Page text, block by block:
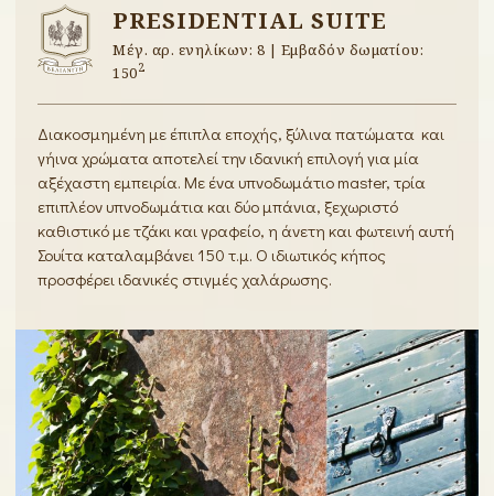
PRESIDENTIAL SUITE
Μέγ. αρ. ενηλίκων: 8 | Εμβαδόν δωματίου:
1502
Διακοσμημένη με έπιπλα εποχής, ξύλινα πατώματα και
γήινα χρώματα αποτελεί την ιδανική επιλογή για μία
αξέχαστη εμπειρία. Με ένα υπνοδωμάτιο master, τρία
επιπλέον υπνοδωμάτια και δύο μπάνια, ξεχωριστό
καθιστικό με τζάκι και γραφείο, η άνετη και φωτεινή αυτή
Σουίτα καταλαμβάνει 150 τ.μ. Ο ιδιωτικός κήπος
προσφέρει ιδανικές στιγμές χαλάρωσης.